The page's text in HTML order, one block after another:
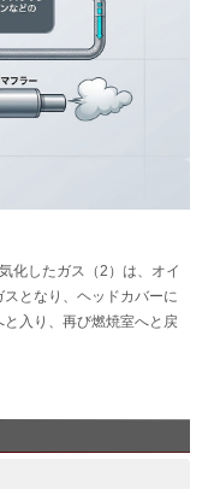
化したガス（2）は、オイ
となり、ヘッドカバーに
入り、再び燃焼室へと戻